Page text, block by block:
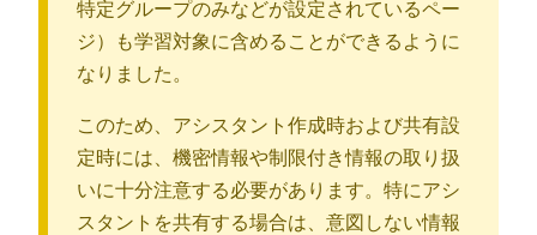
特定グループのみなどが設定されているペー
ジ）も学習対象に含めることができるように
なりました。
このため、アシスタント作成時および共有設
定時には、機密情報や制限付き情報の取り扱
いに十分注意する必要があります。特にアシ
スタントを共有する場合は、意図しない情報